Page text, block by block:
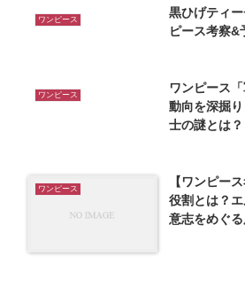
ワンピース
黒ひげティ
ピース考察&
ワンピース
ワンピース
動向を深掘
士の謎とは？
ワンピース
【ワンピー
役割とは？
意志をめぐる